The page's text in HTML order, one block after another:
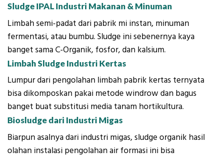
Sludge IPAL Industri Makanan & Minuman
Limbah semi-padat dari pabrik mi instan, minuman
fermentasi, atau bumbu. Sludge ini sebenernya kaya
banget sama C-Organik, fosfor, dan kalsium.
Limbah Sludge Industri Kertas
Lumpur dari pengolahan limbah pabrik kertas ternyata
bisa dikomposkan pakai metode windrow dan bagus
banget buat substitusi media tanam hortikultura.
Biosludge dari Industri Migas
Biarpun asalnya dari industri migas, sludge organik hasil
olahan instalasi pengolahan air formasi ini bisa